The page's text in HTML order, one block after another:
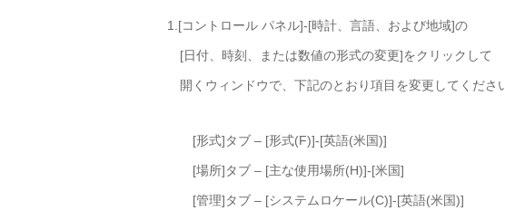
1.[コントロール パネル]-[時計、言語、および地域]の
[日付、時刻、または数値の形式の変更]をクリックして
開くウィンドウで、下記のとおり項目を変更してくださ
[形式]タブ – [形式(F)]-[英語(米国)]
[場所]タブ – [主な使用場所(H)]-[米国]
[管理]タブ – [システムロケール(C)]-[英語(米国)]